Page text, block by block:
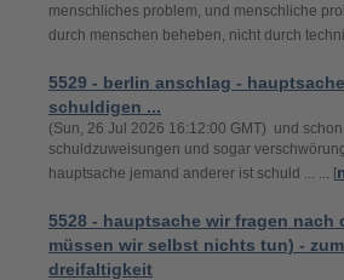
menschliches problem, und menschliche
durch menschen beheben, nicht durch
5529 - berlin anschlag -
schuldigen ...
(Sun, 26 Jul 2026 16:12:00 GMT) und
schuldzuweisungen und sogar
hauptsache jemand anderer ist schuld ... ... [
5528 - hauptsache wir fragen nach
müssen wir selbst nichts tun) -
dreifaltigkeit